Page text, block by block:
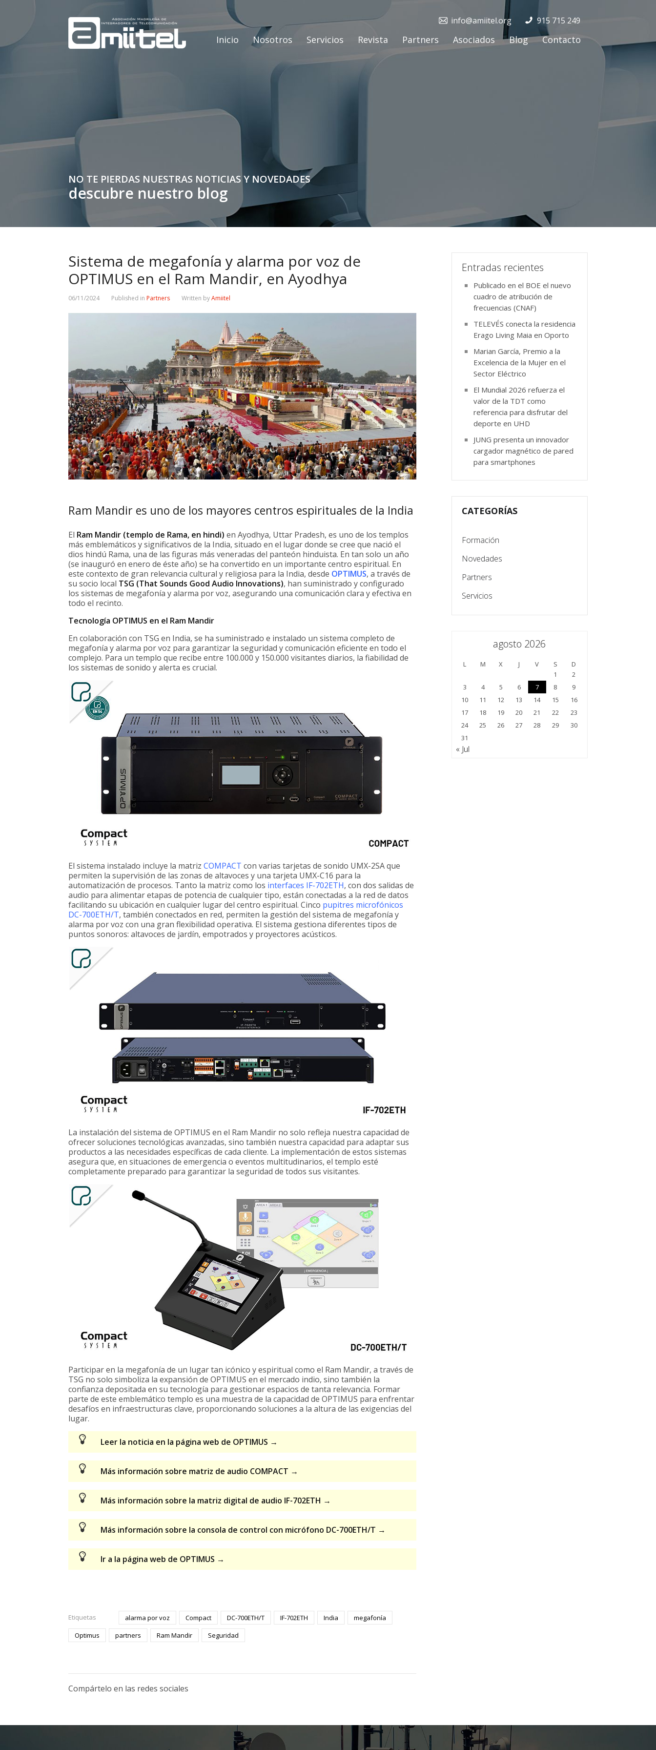
915 715 249
info@amiitel.org
Inicio Nosotros Servicios Revista Partners Asociados Blog Contacto
NO TE PIERDAS NUESTRAS NOTICIAS Y NOVEDADES
descubre nuestro blog
Sistema de megafonía y alarma por voz de
OPTIMUS en el Ram Mandir, en Ayodhya
06/11/2024 Published in Partners Written byAmiitel
Ram Mandir es uno de los mayores centros espirituales de la India
El Ram Mandir (templo de Rama, en hindi) en Ayodhya, Uttar Pradesh, es uno de los templos
más emblemáticos y significativos de la India, situado en el lugar donde se cree que nació el
dios hindú Rama, una de las figuras más veneradas del panteón hinduista. En tan solo un año
(se inauguró en enero de éste año) se ha convertido en un importante centro espiritual. En
este contexto de gran relevancia cultural y religiosa para la India, desde OPTIMUS, a través de
su socio local TSG (That Sounds Good Audio Innovations), han suministrado y configurado
los sistemas de megafonía y alarma por voz, asegurando una comunicación clara y efectiva en
todo el recinto.
Tecnología OPTIMUS en el Ram Mandir
En colaboración con TSG en India, se ha suministrado e instalado un sistema completo de
megafonía y alarma por voz para garantizar la seguridad y comunicación eficiente en todo el
complejo. Para un templo que recibe entre 100.000 y 150.000 visitantes diarios, la fiabilidad de
los sistemas de sonido y alerta es crucial.
El sistema instalado incluye la matriz COMPACT con varias tarjetas de sonido UMX-2SA que
permiten la supervisión de las zonas de altavoces y una tarjeta UMX-C16 para la
automatización de procesos. Tanto la matriz como los interfaces IF-702ETH, con dos salidas de
audio para alimentar etapas de potencia de cualquier tipo, están conectadas a la red de datos
facilitando su ubicación en cualquier lugar del centro espiritual. Cinco pupitres microfónicos
DC-700ETH/T, también conectados en red, permiten la gestión del sistema de megafonía y
alarma por voz con una gran flexibilidad operativa. El sistema gestiona diferentes tipos de
puntos sonoros: altavoces de jardín, empotrados y proyectores acústicos.
La instalación del sistema de OPTIMUS en el Ram Mandir no solo refleja nuestra capacidad de
ofrecer soluciones tecnológicas avanzadas, sino también nuestra capacidad para adaptar sus
productos a las necesidades específicas de cada cliente. La implementación de estos sistemas
asegura que, en situaciones de emergencia o eventos multitudinarios, el templo esté
completamente preparado para garantizar la seguridad de todos sus visitantes.
Participar en la megafonía de un lugar tan icónico y espiritual como el Ram Mandir, a través de
TSG no solo simboliza la expansión de OPTIMUS en el mercado indio, sino también la
confianza depositada en su tecnología para gestionar espacios de tanta relevancia. Formar
parte de este emblemático templo es una muestra de la capacidad de OPTIMUS para enfrentar
desafíos en infraestructuras clave, proporcionando soluciones a la altura de las exigencias del
lugar.
Leer la noticia en la página web de OPTIMUS →
Más información sobre matriz de audio COMPACT →
Más información sobre la matriz digital de audio IF-702ETH →
Más información sobre la consola de control con micrófono DC-700ETH/T →
Ir a la página web de OPTIMUS →
Etiquetas alarma por voz Compact DC-700ETH/T IF-702ETH India
megafonía
Optimus
partners Ram Mandir Seguridad
Compártelo en las redes sociales
Entradas recientes
Publicado en el BOE el nuevo
cuadro de atribución de
frecuencias (CNAF)
TELEVÉS conecta la residencia
Erago Living Maia en Oporto
Marian García, Premio a la
Excelencia de la Mujer en el
Sector Eléctrico
El Mundial 2026 refuerza el
valor de la TDT como
referencia para disfrutar del
deporte en UHD
JUNG presenta un innovador
cargador magnético de pared
para smartphones
CATEGORÍAS
Formación
Novedades
Partners
Servicios
agosto 2026
L M X J V S
D
1
2
3
4 5 6 7 8
9
10
11 12 13 14 15
16
17
18 19 20 21 22
23
24
25 26 27 28 29
30
31
« Jul